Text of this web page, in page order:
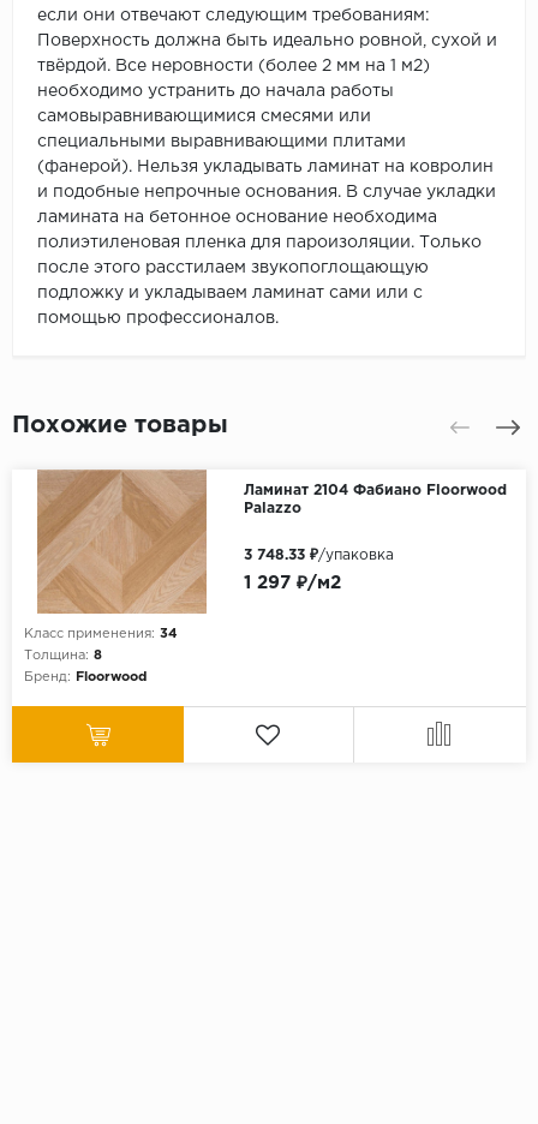
если они отвечают следующим требованиям:
Поверхность должна быть идеально ровной, сухой и
твёрдой. Все неровности (более 2 мм на 1 м2)
необходимо устранить до начала работы
самовыравнивающимися смесями или
специальными выравнивающими плитами
(фанерой). Нельзя укладывать ламинат на ковролин
и подобные непрочные основания. В случае укладки
ламината на бетонное основание необходима
полиэтиленовая пленка для пароизоляции. Только
после этого расстилаем звукопоглощающую
подложку и укладываем ламинат сами или с
помощью профессионалов.
Похожие товары
Ламинат 2104 Фабиано Floorwood
Palazzo
Класс применения: 34
Толщина: 8
Бренд:
Floorwood
1 297 ₽/м2
3 748.33 ₽/упаковка